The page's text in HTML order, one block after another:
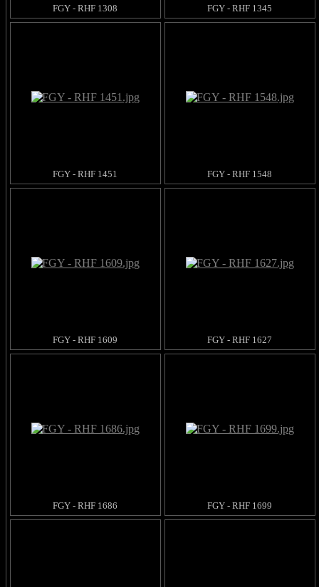
FGY - RHF 1308 FGY - RHF 1345
FGY - RHF 1451 FGY - RHF 1548
FGY - RHF 1609 FGY - RHF 1627
FGY - RHF 1686 FGY - RHF 1699